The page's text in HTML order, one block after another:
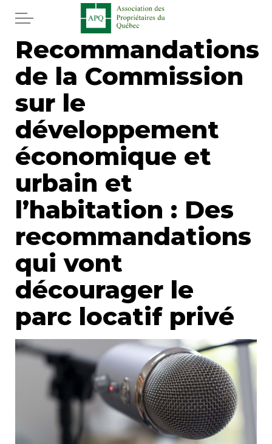
Aller au contenu principal
Accueil
Services
Actualités
Journal
Juridique
Mot de l'éditeur
Immobilier
Réglementation
Copropriété
Recommandations
de la Commission
sur le
développement
économique et
urbain et
l’habitation : Des
recommandations
qui vont
décourager le
parc locatif privé